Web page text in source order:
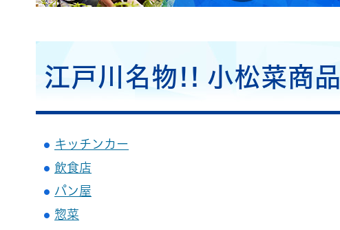
江戸川名物!! 小松菜商品
キッチンカー
飲食店
パン屋
惣菜